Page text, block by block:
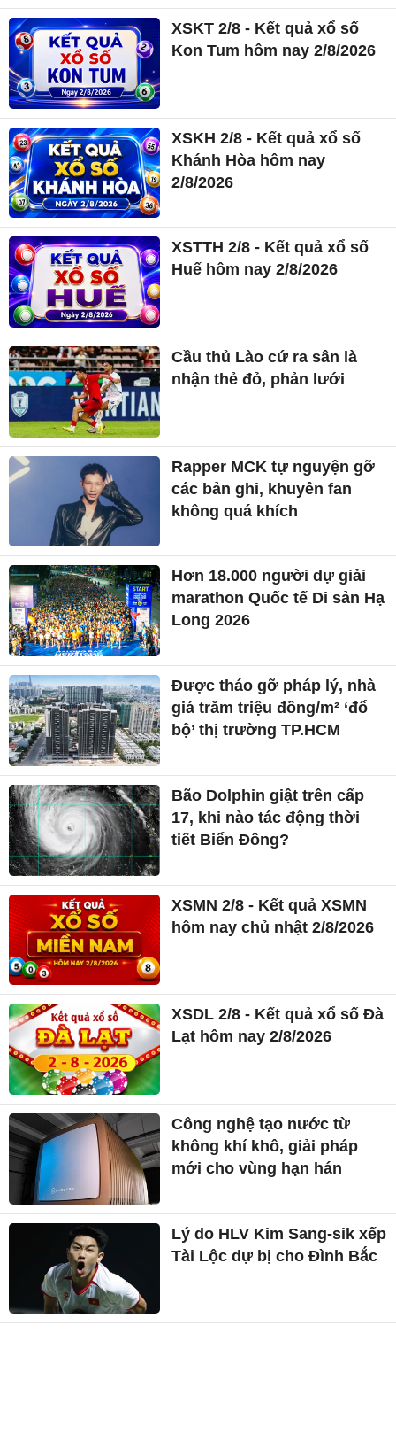
XSKT 2/8 - Kết quả xổ số
Kon Tum hôm nay 2/8/2026
XSKH 2/8 - Kết quả xổ số
Khánh Hòa hôm nay
2/8/2026
XSTTH 2/8 - Kết quả xổ số
Huế hôm nay 2/8/2026
Cầu thủ Lào cứ ra sân là
nhận thẻ đỏ, phản lưới
Rapper MCK tự nguyện gỡ
các bản ghi, khuyên fan
không quá khích
Hơn 18.000 người dự giải
marathon Quốc tế Di sản Hạ
Long 2026
Được tháo gỡ pháp lý, nhà
giá trăm triệu đồng/m² ‘đổ
bộ’ thị trường TP.HCM
Bão Dolphin giật trên cấp
17, khi nào tác động thời
tiết Biển Đông?
XSMN 2/8 - Kết quả XSMN
hôm nay chủ nhật 2/8/2026
XSDL 2/8 - Kết quả xổ số Đà
Lạt hôm nay 2/8/2026
Công nghệ tạo nước từ
không khí khô, giải pháp
mới cho vùng hạn hán
Lý do HLV Kim Sang-sik xếp
Tài Lộc dự bị cho Đình Bắc